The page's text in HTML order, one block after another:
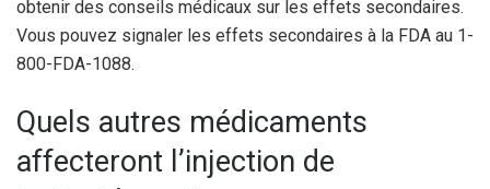
obtenir des conseils médicaux sur les effets secondaires.
Vous pouvez signaler les effets secondaires à la FDA au 1-
800-FDA-1088.
Quels autres médicaments
affecteront l’injection de